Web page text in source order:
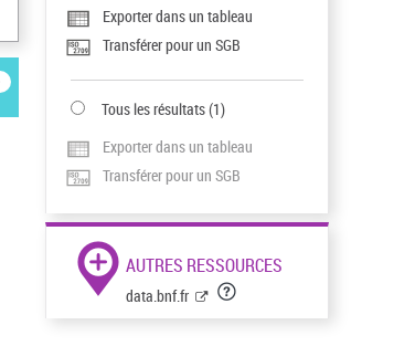
Exporter dans un tableau
Transférer pour un SGB
Tous les résultats(1)
Exporter dans un tableau
Transférer pour un SGB
AUTRES RESSOURCES
data.bnf.fr